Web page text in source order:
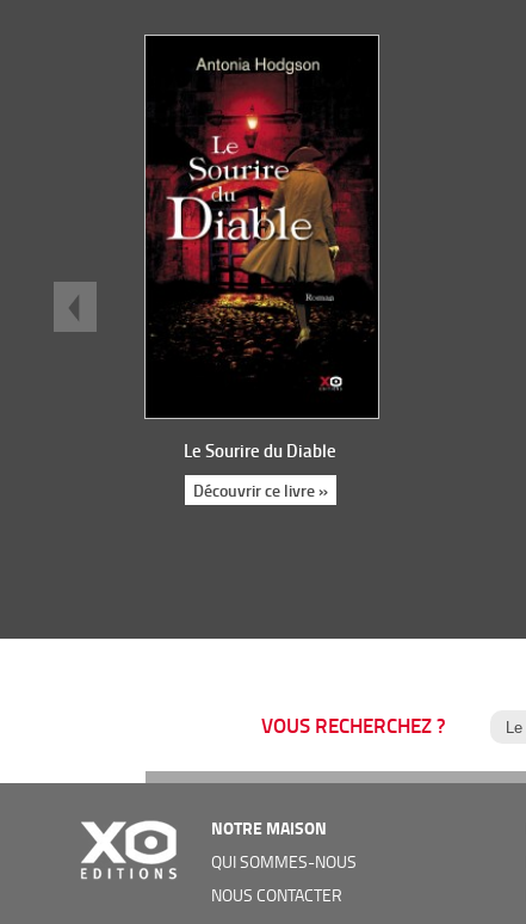
Le Sourire du Diable
Découvrir ce livre »
VOUS RECHERCHEZ ?
NOTRE MAISON
QUI SOMMES-NOUS
NOUS CONTACTER